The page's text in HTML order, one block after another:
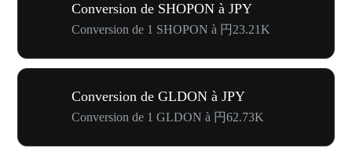
Conversion de SHOPON à JPY
Conversion de 1 SHOPON à 円23.21K
Conversion de GLDON à JPY
Conversion de 1 GLDON à 円62.73K